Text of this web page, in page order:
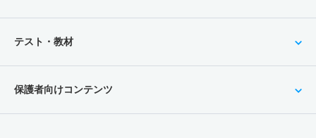
テスト・教材
保護者向けコンテンツ